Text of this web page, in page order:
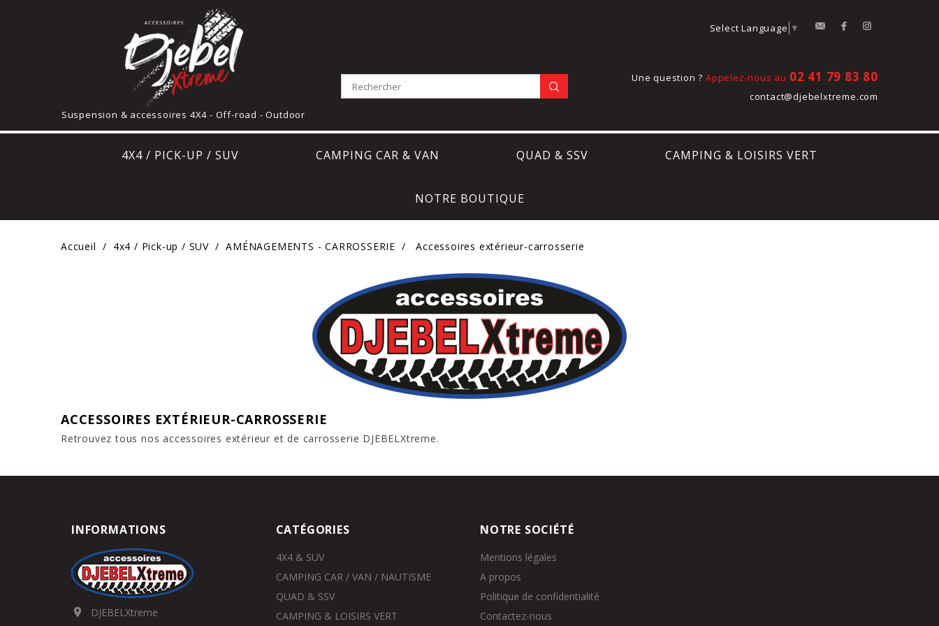
contactFacebook
Select Language ▼
Suspension & accessoires 4X4 - Off-road - Outdoor
Une question ? Appelez-nous au 02 41 79 83 80
contact@djebelxtreme.com
4X4 / PICK-UP / SUV CAMPING CAR & VAN QUAD & SSV CAMPING & LOISIRS VERT
NOTRE BOUTIQUE
Accueil 4x4 / Pick-up / SUV AMÉNAGEMENTS - CARROSSERIE Accessoires extérieur-carrosserie
ACCESSOIRES EXTÉRIEUR-CARROSSERIE
Retrouvez tous nos accessoires extérieur et de carrosserie DJEBELXtreme.
INFORMATIONS

DJEBELXtreme
CATÉGORIES
4X4 & SUV
CAMPING CAR / VAN / NAUTISME
QUAD & SSV
CAMPING & LOISIRS VERT
NOTRE SOCIÉTÉ
Mentions légales
A propos
Politique de confidentialité
Contactez-nous